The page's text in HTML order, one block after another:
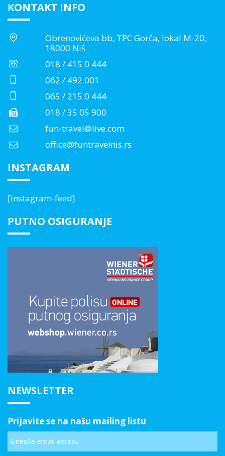
KONTAKT INFO
Obrenovićeva bb, TPC Gorča, lokal M-20,
18000 Niš
018 / 415 0 444
062 / 492 001
065 / 215 0 444
018 / 35 05 900
fun-travel@live.com
office@funtravelnis.rs
INSTAGRAM
[instagram-feed]
PUTNO OSIGURANJE
NEWSLETTER
Prijavite se na našu mailing listu